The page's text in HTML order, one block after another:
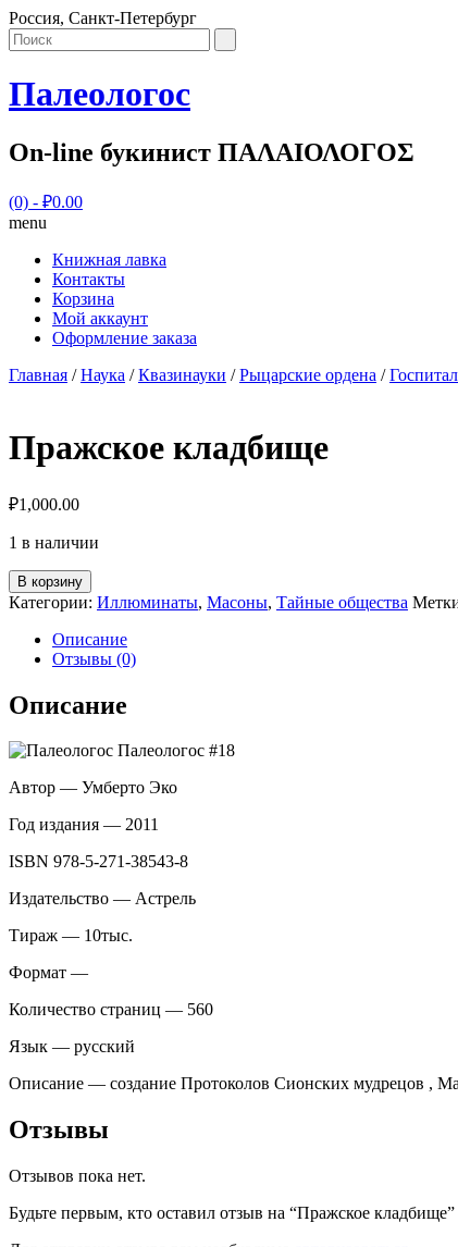
Россия, Санкт-Петербург
Палеологос
On-line букинист ΠΑΛΑΙΟΛΟΓΟΣ
(0) - ₽0.00
menu
Книжная лавка
Контакты
Корзина
Мой аккаунт
Оформление заказа
Главная /Наука /Квазинауки /Рыцарские ордена /
Пражское кладбище
₽1,000.00
1 в наличии
Количество
товара
Пражское
кладбище
В корзину
Категории: Иллюминаты, Масоны, Тайные общества
Описание
Отзывы (0)
Описание
Автор — Умберто Эко
Год издания — 2011
ISBN 978-5-271-38543-8
Издательство — Астрель
Тираж — 10тыс.
Формат —
Количество страниц — 560
Язык — русский
Описание — создание Протоколов Сионских мудрецов ,
Отзывы
Отзывов пока нет.
Будьте первым, кто оставил отзыв на “Пражское кладбище”